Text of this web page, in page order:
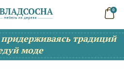
0
традиций
моде